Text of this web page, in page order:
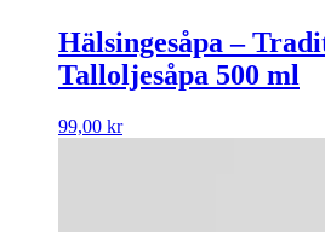
Hälsingesåpa –
Talloljesåpa 500 ml
99,00 kr